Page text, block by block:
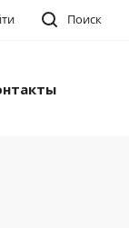
Поиск